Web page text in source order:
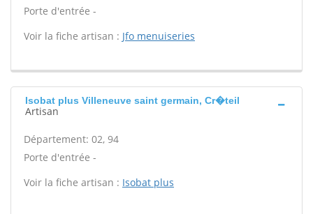
Porte d'entrée -
Voir la fiche artisan : Jfo menuiseries
Isobat plus Villeneuve saint germain, Cr�teil
Artisan
Département: 02, 94
Porte d'entrée -
Voir la fiche artisan : Isobat plus